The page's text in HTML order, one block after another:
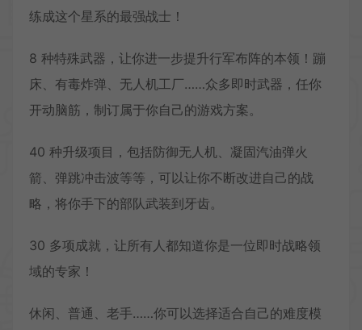
练成这个星系的最强战士！
8 种特殊武器，让你进一步提升行军布阵的本领！蹦
床、有毒炸弹、无人机工厂……众多即时武器，任你
开动脑筋，制订属于你自己的游戏方案。
40 种升级项目，包括防御无人机、凝固汽油弹火
箭、弹跳冲击波等等，可以让你不断改进自己的战
略，将你手下的部队武装到牙齿。
30 多项成就，让所有人都知道你是一位即时战略领
域的专家！
休闲、普通、老手……你可以选择适合自己的难度模